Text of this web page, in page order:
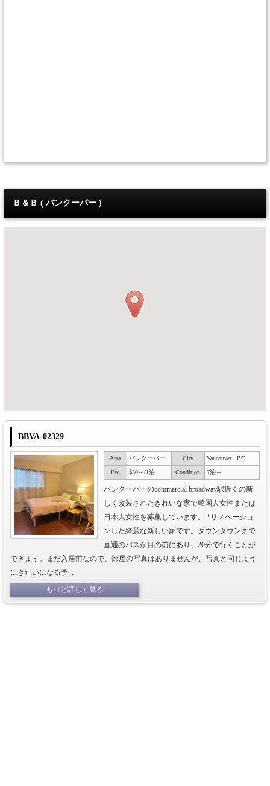
Ｂ＆Ｂ ( バンクーバー )
BBVA-02329
Area バンクーバー City Vancouver , BC
Fee $50～/1泊 Condition 7泊～
バンクーバーのcommercial broadway駅近くの新
しく改装されたきれいな家で韓国人女性または
日本人女性を募集しています。 *リノベーショ
ンした綺麗な新しい家です。ダウンタウンまで
直通のバスが目の前にあり、20分で行くことが
できます。まだ入居前なので、部屋の写真はありませんが、写真と同じよう
にきれいになる予...
もっと詳しく見る